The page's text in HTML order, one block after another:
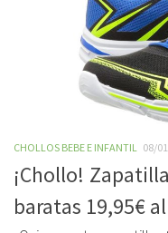
CHOLLOS BEBE E INFANTIL 08/
¡Chollo!
baratas 19,95€